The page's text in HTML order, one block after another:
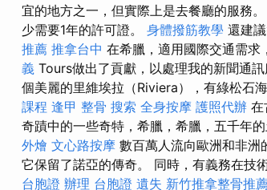
宜的地方之一，但實際上是去餐廳的服務。
少需要1年的許可證。 身體撥筋教學 還建
推薦 推拿台中 在希臘，適用國際交通需
義 Tours做出了貢獻，以處理我的新聞通訊
個美麗的里維埃拉（Riviera），有綠松石
課程 逢甲 整骨 搜索 全身按摩 護照代辦 在
奇蹟中的一些奇特，希臘，希臘，五千年
外燴 文心路按摩 數百萬人流向歐洲和非洲
它保留了諾亞的傳奇。 同時，有義務在技
台胞證 辦理 台胞證 遺失 新竹推拿整骨推